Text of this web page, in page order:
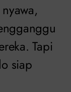
Tapi
siap